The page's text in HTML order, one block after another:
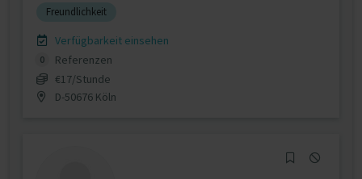
Freundlichkeit
Verfügbarkeit einsehen
0
Referenzen
€17/Stunde
D-50676 Köln